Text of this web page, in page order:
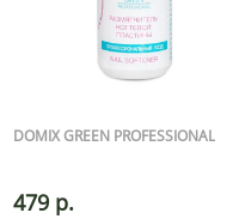
DOMIX GREEN PROFESSIONAL
479 р.